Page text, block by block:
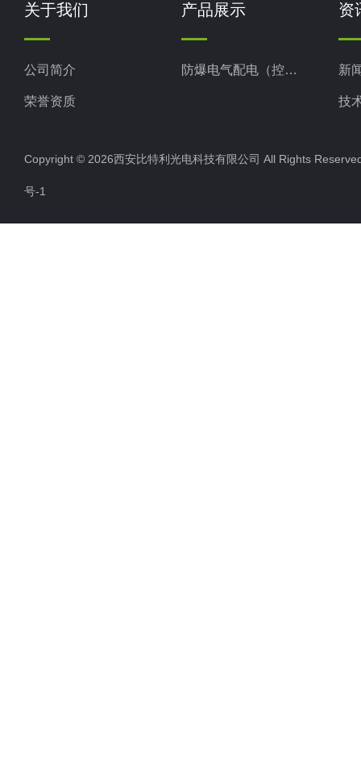
关于我们
公司简介
荣誉资质
产品展示
防爆电气配电（控制）产品
资
新
技
Copyright © 2026西安比特利光电科技有限公司 All Rights
号-1